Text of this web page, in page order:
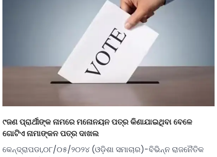
୯ଜଣ ପ୍ରାର୍ଥୀଙ୍କ ନାମରେ ମନୋନୟନ ପତ୍ର କିଣାଯାଇଥିବା ବେଳେ
ଗୋଟିଏ ନାମାଙ୍କନ ପତ୍ର ଦାଖଲ
କେନ୍ଦ୍ରାପଡା,୦୮/୦୫/୨୦୨୪ (ଓଡ଼ିଶା ସମାଚାର)-ବିଭିନ୍ନ ରାଜନୈତିକ